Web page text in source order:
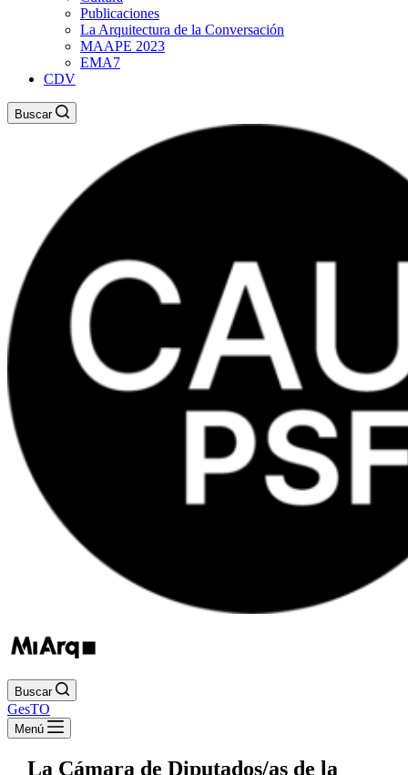
Publicaciones
La Arquitectura de la Conversación
MAAPE 2023
EMA7
CDV
Buscar
Buscar
GesTO
Menú
La Cámara de Diputados/as de la